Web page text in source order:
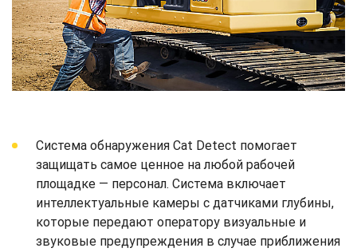
Система обнаружения Cat Detect помогает
защищать самое ценное на любой рабочей
площадке — персонал. Система включает
интеллектуальные камеры с датчиками глубины,
которые передают оператору визуальные и
звуковые предупреждения в случае приближения